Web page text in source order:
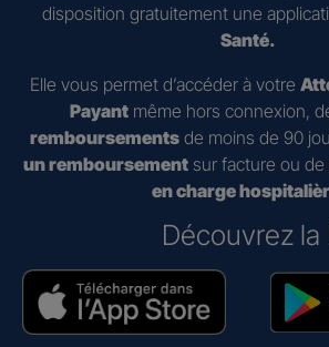
disposition gratuitement une
Santé.
Elle vous permet d’accéder à votre
Payant même hors connexion,
remboursements de moins de 90
un remboursement sur facture ou
en charge
Découvrez la